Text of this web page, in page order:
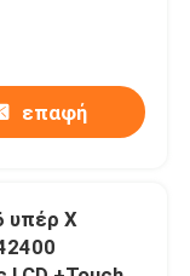
1704
επαφή
υπέρ Χ